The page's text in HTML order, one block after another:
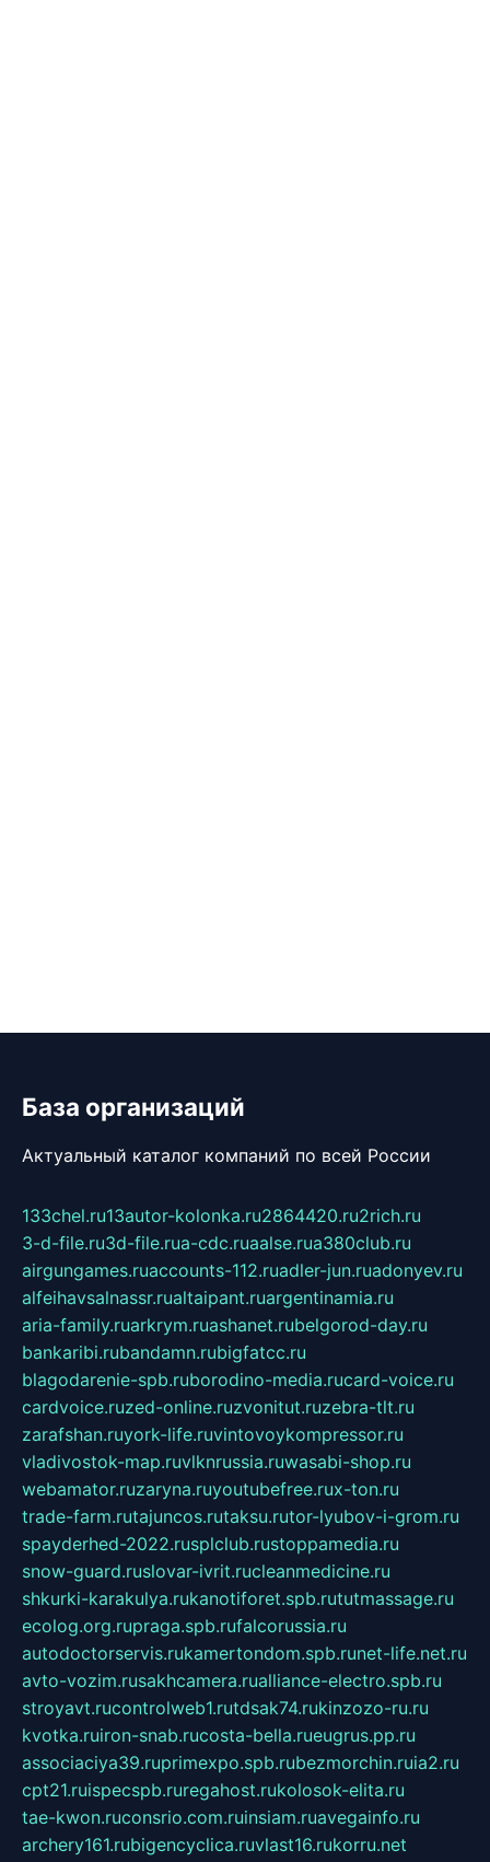
База организаций
Актуальный каталог компаний по всей России
133chel.ru13autor-kolonka.ru2864420.ru2rich.ru
3-d-file.ru3d-file.rua-cdc.ruaalse.rua380club.ru
airgungames.ruaccounts-112.ruadler-jun.ruadonyev.ru
alfeihavsalnassr.rualtaipant.ruargentinamia.ru
aria-family.ruarkrym.ruashanet.rubelgorod-day.ru
bankaribi.rubandamn.rubigfatcc.ru
blagodarenie-spb.ruborodino-media.rucard-voice.ru
cardvoice.ruzed-online.ruzvonitut.ruzebra-tlt.ru
zarafshan.ruyork-life.ruvintovoykompressor.ru
vladivostok-map.ruvlknrussia.ruwasabi-shop.ru
webamator.ruzaryna.ruyoutubefree.rux-ton.ru
trade-farm.rutajuncos.rutaksu.rutor-lyubov-i-grom.ru
spayderhed-2022.rusplclub.rustoppamedia.ru
snow-guard.ruslovar-ivrit.rucleanmedicine.ru
shkurki-karakulya.rukanotiforet.spb.rututmassage.ru
ecolog.org.rupraga.spb.rufalcorussia.ru
autodoctorservis.rukamertondom.spb.runet-life.net.ru
avto-vozim.rusakhcamera.rualliance-electro.spb.ru
stroyavt.rucontrolweb1.rutdsak74.rukinzozo-ru.ru
kvotka.ruiron-snab.rucosta-bella.rueugrus.pp.ru
associaciya39.ruprimexpo.spb.rubezmorchin.ruia2.ru
cpt21.ruispecspb.ruregahost.rukolosok-elita.ru
tae-kwon.ruconsrio.com.ruinsiam.ruavegainfo.ru
archery161.rubigencyclica.ruvlast16.rukorru.net